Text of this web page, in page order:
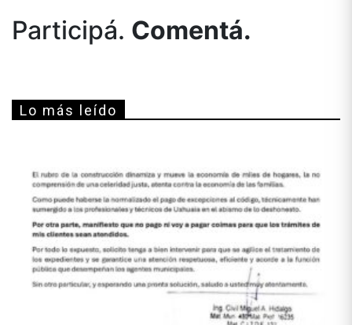
Participá. Comentá.
Lo más leído